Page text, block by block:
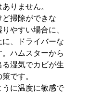
りません。
掃除ができな
やすい場合に、
、ドライバーな
ハムスターから
湿気でカビが生
です。
に温度に敏感で